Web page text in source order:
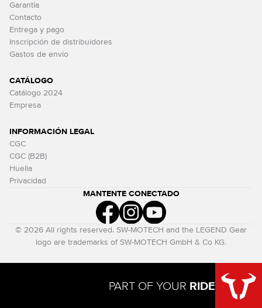
Garantía
Contacto
Entrega y pago
Inscripción de distribuidores
Gastos de envío
CATÁLOGO
Catálogo 2024
Empresa
INFORMACIÓN LEGAL
CGC
CGC (B2B)
Huella
Privacidad
MANTENTE CONECTADO
© 2026 All rights reserved. SW-MOTECH and the LEGEND Gear
logo are trademarks of SW-MOTECH GmbH & Co KG.
PART OF YOUR RIDE